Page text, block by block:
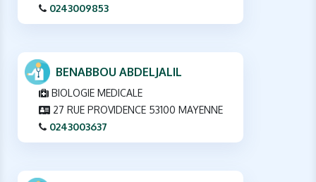
0243009853
BENABBOU ABDELJALIL
BIOLOGIE MEDICALE
27 RUE PROVIDENCE 53100 MAYENNE
0243003637